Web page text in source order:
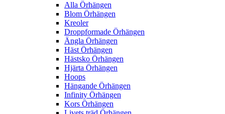
Alla Örhängen
Blom Örhängen
Kreoler
Droppformade Örhängen
Ängla Örhängen
Häst Örhängen
Hästsko Örhängen
Hjärta Örhängen
Hoops
Hängande Örhängen
Infinity Örhängen
Kors Örhängen